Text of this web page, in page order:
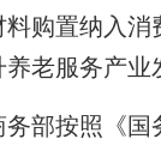
购置纳入
老服务产业
按照《国